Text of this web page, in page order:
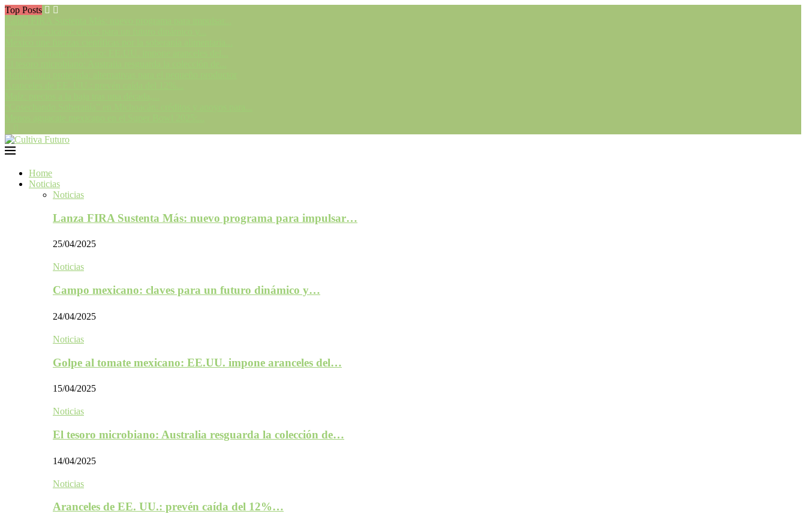
Top Posts
Home
Noticias
Noticias
Lanza FIRA Sustenta Más: nuevo programa para impulsar…
25/04/2025
Noticias
Campo mexicano: claves para un futuro dinámico y…
24/04/2025
Noticias
Golpe al tomate mexicano: EE.UU. impone aranceles del…
15/04/2025
Noticias
El tesoro microbiano: Australia resguarda la colección de…
14/04/2025
Noticias
Aranceles de EE. UU.: prevén caída del 12%…